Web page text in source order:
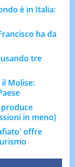
è in Italia:
ha da
tre
Molise:
in meno)
offre